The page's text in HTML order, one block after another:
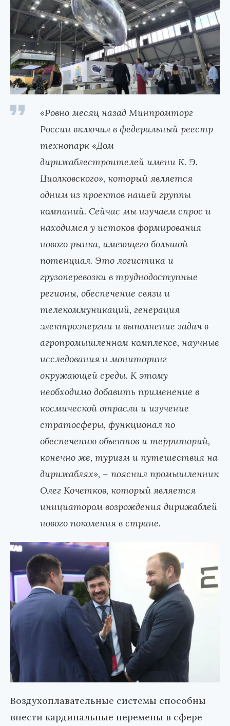
«Ровно месяц назад Минпромторг
России включил в федеральный реестр
технопарк «Дом
дирижаблестроителей имени К. Э.
Циолковского», который является
одним из проектов нашей группы
компаний. Сейчас мы изучаем спрос и
находимся у истоков формирования
нового рынка, имеющего большой
потенциал. Это логистика и
грузоперевозки в труднодоступные
регионы, обеспечение связи и
телекоммуникаций, генерация
электроэнергии и выполнение задач в
агропромышленном комплексе, научные
исследования и мониторинг
окружающей среды. К этому
необходимо добавить применение в
космической отрасли и изучение
стратосферы, функционал по
обеспечению объектов и территорий,
конечно же, туризм и путешествия на
дирижаблях», – пояснил промышленник
Олег Кочетков, который является
инициатором возрождения дирижаблей
нового поколения в стране.
Воздухоплавательные системы способны
внести кардинальные перемены в сфере